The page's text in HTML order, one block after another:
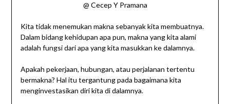
@ Cecep Y Pramana
Kita tidak menemukan makna sebanyak kita membuatnya.
Dalam bidang kehidupan apa pun, makna yang kita alami
adalah fungsi dari apa yang kita masukkan ke dalamnya.
Apakah pekerjaan, hubungan, atau perjalanan tertentu
bermakna? Hal itu tergantung pada bagaimana kita
menginvestasikan diri kita di dalamnya.